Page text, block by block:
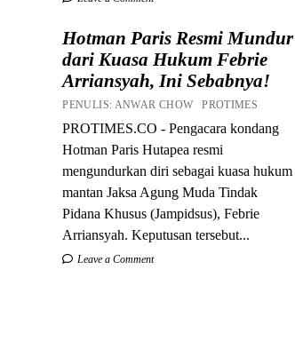
Hotman Paris Resmi Mundur
dari Kuasa Hukum Febrie
Arriansyah, Ini Sebabnya!
PENULIS: ANWAR CHOW PROTIMES
PROTIMES.CO - Pengacara kondang
Hotman Paris Hutapea resmi
mengundurkan diri sebagai kuasa hukum
mantan Jaksa Agung Muda Tindak
Pidana Khusus (Jampidsus), Febrie
Arriansyah. Keputusan tersebut...
Leave a Comment